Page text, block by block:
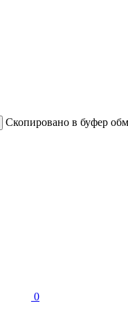
Скопировано в буфер
0